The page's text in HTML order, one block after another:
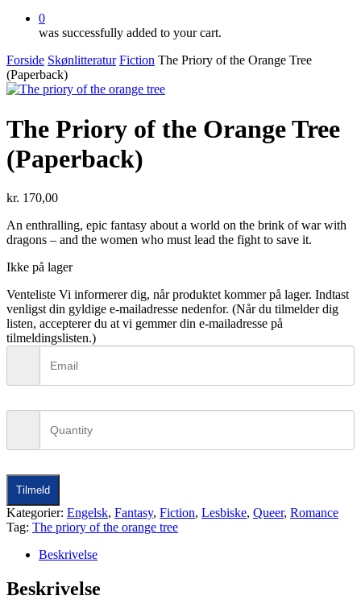
0
was successfully added to your cart.
Forside Skønlitteratur Fiction The Priory of the Orange Tree
(Paperback)
The Priory of the Orange Tree
(Paperback)
kr. 170,00
An enthralling, epic fantasy about a world on the brink of war with
dragons – and the women who must lead the fight to save it.
Ikke på lager
Venteliste Vi informerer dig, når produktet kommer på lager. Indtast
venligst din gyldige e-mailadresse nedenfor. (Når du tilmelder dig
listen, accepterer du at vi gemmer din e-mailadresse på
tilmeldingslisten.)
Tilmeld
Kategorier: Engelsk, Fantasy, Fiction, Lesbiske, Queer, Romance
Tag: The priory of the orange tree
Beskrivelse
Beskrivelse